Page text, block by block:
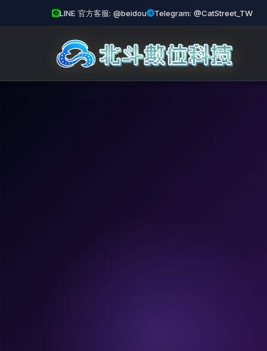
LINE 官方客服: @beidou Telegram: @CatStreet_TW